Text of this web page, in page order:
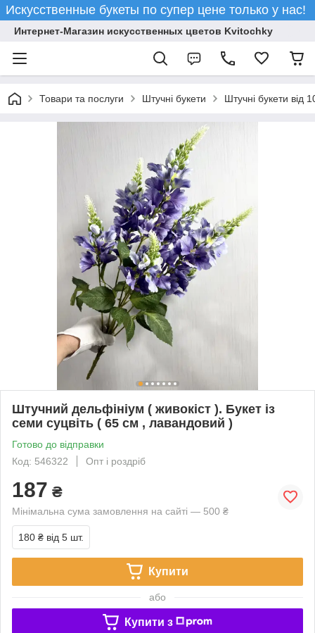
Искусственные букеты по супер цене только у нас!
Интернет-Магазин искусственных цветов Kvitochky
Товари та послуги Штучні букети Штучні букети від
Штучний дельфініум ( живокіст ). Букет із
семи суцвіть ( 65 см , лавандовий )
Готово до відправки
Код: 546322
Опт і роздріб
187 ₴
Мінімальна сума замовлення на сайті — 500 ₴
180 ₴ від 5 шт.
Купити
або
Купити з